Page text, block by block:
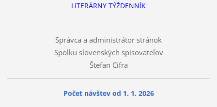
LITERÁRNY TÝŽDENNÍK
Správca a administrátor stránok
Spolku slovenských spisovateľov
Štefan Cifra
Počet návštev od 1. 1. 2026